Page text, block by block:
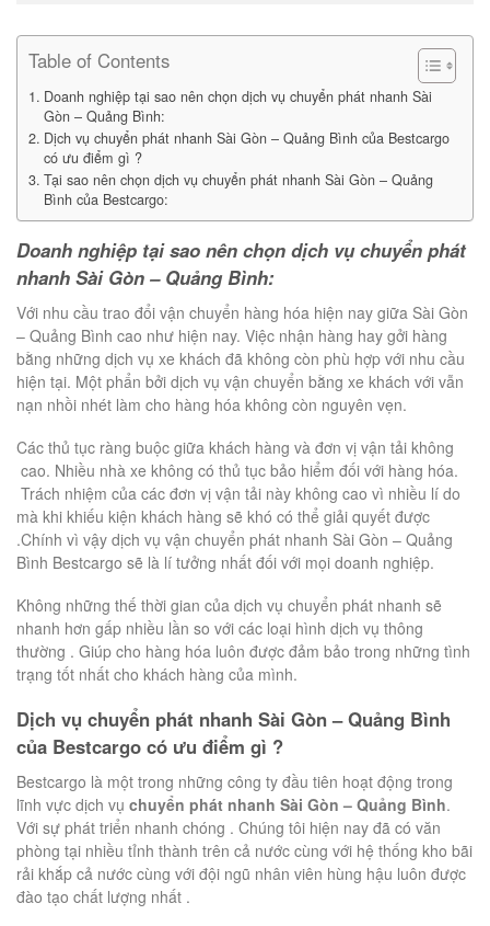
Table of Contents
Doanh nghiệp tại sao nên chọn dịch vụ chuyển phát nhanh Sài
Gòn – Quảng Bình:
Dịch vụ chuyển phát nhanh Sài Gòn – Quảng Bình của Bestcargo
có ưu điểm gì ?
Tại sao nên chọn dịch vụ chuyển phát nhanh Sài Gòn – Quảng
Bình của Bestcargo:
Doanh nghiệp tại sao nên chọn dịch vụ chuyển phát
nhanh Sài Gòn – Quảng Bình:
Với nhu cầu trao đổi vận chuyển hàng hóa hiện nay giữa Sài Gòn
– Quảng Bình cao như hiện nay. Việc nhận hàng hay gởi hàng
bằng những dịch vụ xe khách đã không còn phù hợp với nhu cầu
hiện tại. Một phẩn bởi dịch vụ vận chuyển bằng xe khách với vẫn
nạn nhồi nhét làm cho hàng hóa không còn nguyên vẹn.
Các thủ tục ràng buộc giữa khách hàng và đơn vị vận tải không
cao. Nhiều nhà xe không có thủ tục bảo hiểm đối với hàng hóa.
Trách nhiệm của các đơn vị vận tải này không cao vì nhiều lí do
mà khi khiếu kiện khách hàng sẽ khó có thể giải quyết được
.Chính vì vậy dịch vụ vận chuyển phát nhanh Sài Gòn – Quảng
Bình Bestcargo sẽ là lí tưởng nhất đối với mọi doanh nghiệp.
Không những thế thời gian của dịch vụ chuyển phát nhanh sẽ
nhanh hơn gấp nhiều lần so với các loại hình dịch vụ thông
thường . Giúp cho hàng hóa luôn được đảm bảo trong những tình
trạng tốt nhất cho khách hàng của mình.
Dịch vụ chuyển phát nhanh Sài Gòn – Quảng Bình
của Bestcargo có ưu điểm gì ?
Bestcargo là một trong những công ty đầu tiên hoạt động trong
lĩnh vực dịch vụ chuyển phát nhanh Sài Gòn – Quảng Bình.
Với sự phát triển nhanh chóng . Chúng tôi hiện nay đã có văn
phòng tại nhiều tỉnh thành trên cả nước cùng với hệ thống kho bãi
rải khắp cả nước cùng với đội ngũ nhân viên hùng hậu luôn được
đào tạo chất lượng nhất .